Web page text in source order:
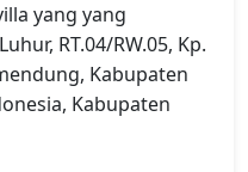
yang yang
RT.04/RW.05, Kp.
Kabupaten
Kabupaten